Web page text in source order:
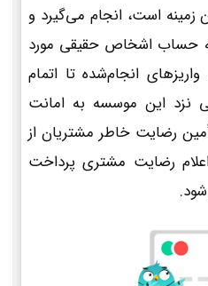
زمینه است، انجام می‌گیرد و
حساب اشخاص حقیقی مورد
انجام‌شده تا اتمام
نزد این موسسه به امانت
رضایت خاطر مشتریان از
رضایت مشتری پرداخت